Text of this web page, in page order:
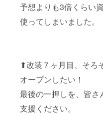
予想よりも3倍くらい
使ってしまいました。
⬆︎改装７ヶ月目、そろ
オープンしたい！
最後の一押しを、皆さ
支援ください。